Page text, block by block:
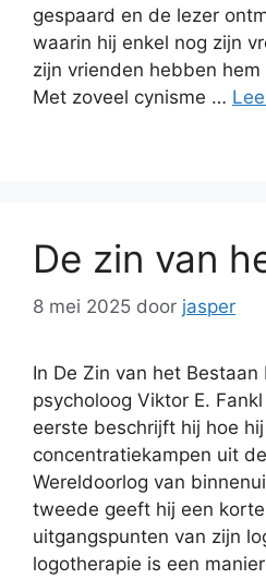
gespaard en de lezer
waarin hij enkel nog zijn
zijn vrienden hebben
Met zoveel cynisme …
De zin van
8 mei 2025 door jasper
In De Zin van het
psycholoog Viktor E.
eerste beschrijft hij hoe
concentratiekampen uit
Wereldoorlog van
tweede geeft hij een
uitgangspunten van zijn
logotherapie is een